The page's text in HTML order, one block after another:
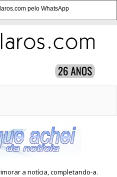
pelo WhatsApp
a notícia, completando-a.